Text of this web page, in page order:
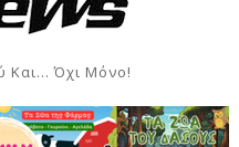
Και... Όχι Μόνο!